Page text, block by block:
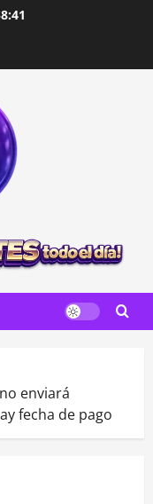
enviará
fecha de pago